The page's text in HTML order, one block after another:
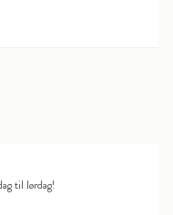
til lørdag!